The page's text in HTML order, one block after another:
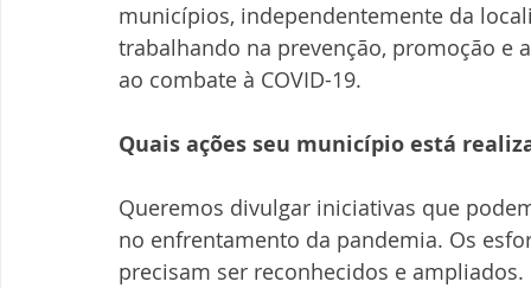
municípios, independentemente da
trabalhando na prevenção, promoção e
ao combate à COVID-19.
Quais ações seu município está
Queremos divulgar iniciativas que
no enfrentamento da pandemia. Os
precisam ser reconhecidos e ampliados.